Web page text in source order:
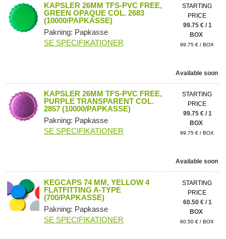
KAPSLER 26MM TFS-PVC FREE,
GREEN OPAQUE COL. 2683
(10000/PAPKASSE)
Pakning: Papkasse
SE SPECIFIKATIONER
STARTING
PRICE
99.75 € / 1
BOX
99.75 € / BOX
Available soon
KAPSLER 26MM TFS-PVC FREE,
PURPLE TRANSPARENT COL.
2857 (10000/PAPKASSE)
Pakning: Papkasse
SE SPECIFIKATIONER
STARTING
PRICE
99.75 € / 1
BOX
99.75 € / BOX
Available soon
KEGCAPS 74 MM, YELLOW 4
FLATFITTING A-TYPE
(700/PAPKASSE)
Pakning: Papkasse
SE SPECIFIKATIONER
STARTING
PRICE
60.50 € / 1
BOX
60.50 € / BOX